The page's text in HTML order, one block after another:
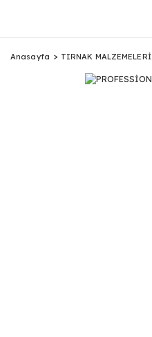
Anasayfa TIRNAK MALZEMELERİ